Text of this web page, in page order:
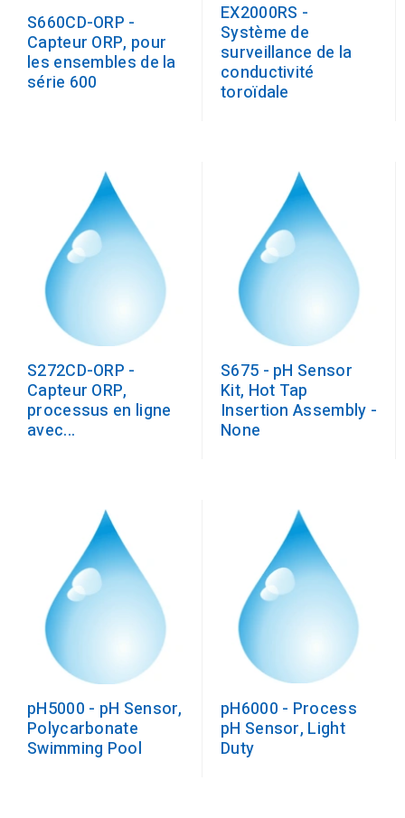
S660CD-ORP -
Capteur ORP, pour
les ensembles de la
série 600
EX2000RS -
Système de
surveillance de la
conductivité
toroïdale
S272CD-ORP -
Capteur ORP,
processus en ligne
avec...
S675 - pH Sensor
Kit, Hot Tap
Insertion Assembly -
None
pH5000 - pH Sensor,
Polycarbonate
Swimming Pool
pH6000 - Process
pH Sensor, Light
Duty